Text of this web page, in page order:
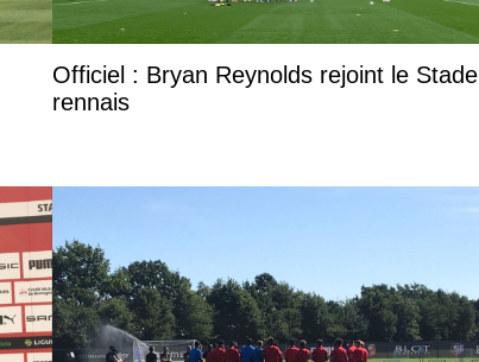
Officiel : Bryan Reynolds rejoint le Stade
rennais